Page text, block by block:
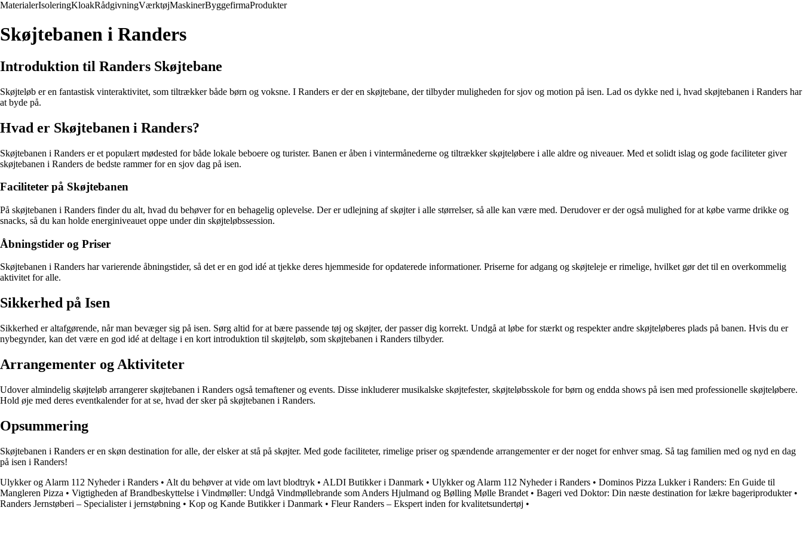
MaterialerIsoleringKloakRådgivningVærktøjMaskinerByggefirmaProdukter
Skøjtebanen i Randers
Introduktion til Randers Skøjtebane
Skøjteløb er en fantastisk vinteraktivitet, som tiltrækker både børn og voksne. I Randers er der en skøjtebane, der tilbyder muligheden for sjov og motion på isen. Lad os dykke ned i, hvad skøjtebanen i Randers har
at byde på.
Hvad er Skøjtebanen i Randers?
Skøjtebanen i Randers er et populært mødested for både lokale beboere og turister. Banen er åben i vintermånederne og tiltrækker skøjteløbere i alle aldre og niveauer. Med et solidt islag og gode faciliteter giver
skøjtebanen i Randers de bedste rammer for en sjov dag på isen.
Faciliteter på Skøjtebanen
På skøjtebanen i Randers finder du alt, hvad du behøver for en behagelig oplevelse. Der er udlejning af skøjter i alle størrelser, så alle kan være med. Derudover er der også mulighed for at købe varme drikke og
snacks, så du kan holde energiniveauet oppe under din skøjteløbssession.
Åbningstider og Priser
Skøjtebanen i Randers har varierende åbningstider, så det er en god idé at tjekke deres hjemmeside for opdaterede informationer. Priserne for adgang og skøjteleje er rimelige, hvilket gør det til en overkommelig
aktivitet for alle.
Sikkerhed på Isen
Sikkerhed er altafgørende, når man bevæger sig på isen. Sørg altid for at bære passende tøj og skøjter, der passer dig korrekt. Undgå at løbe for stærkt og respekter andre skøjteløberes plads på banen. Hvis du er
nybegynder, kan det være en god idé at deltage i en kort introduktion til skøjteløb, som skøjtebanen i Randers tilbyder.
Arrangementer og Aktiviteter
Udover almindelig skøjteløb arrangerer skøjtebanen i Randers også temaftener og events. Disse inkluderer musikalske skøjtefester, skøjteløbsskole for børn og endda shows på isen med professionelle skøjteløbere.
Hold øje med deres eventkalender for at se, hvad der sker på skøjtebanen i Randers.
Opsummering
Skøjtebanen i Randers er en skøn destination for alle, der elsker at stå på skøjter. Med gode faciliteter, rimelige priser og spændende arrangementer er der noget for enhver smag. Så tag familien med og nyd en dag
på isen i Randers!
Ulykker og Alarm 112 Nyheder i Randers • Alt du behøver at vide om lavt blodtryk • ALDI Butikker i Danmark • Ulykker og Alarm 112 Nyheder i Randers • Dominos Pizza Lukker i Randers: En Guide til
Mangleren Pizza • Vigtigheden af Brandbeskyttelse i Vindmøller: Undgå Vindmøllebrande som Anders Hjulmand og Bølling Mølle Brandet • Bageri ved Doktor: Din næste destination for lækre bageriprodukter•
Randers Jernstøberi – Specialister i jernstøbning • Kop og Kande Butikker i Danmark • Fleur Randers – Ekspert inden for kvalitetsundertøj •